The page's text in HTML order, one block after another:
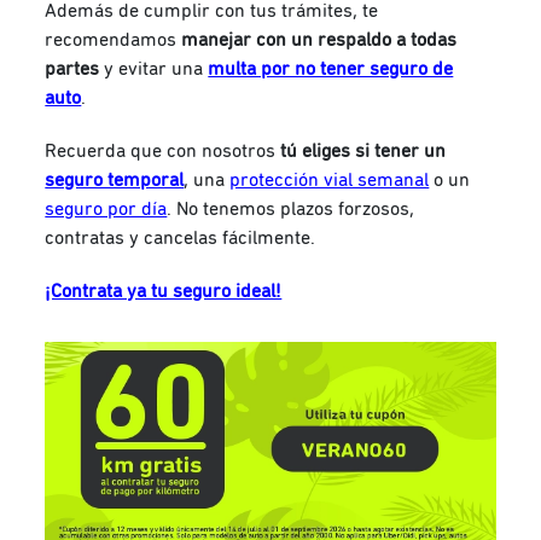
Además de cumplir con tus trámites, te
recomendamos manejar con un respaldo a todas
partesy evitar una multa por no tener seguro de
auto.
Recuerda que con nosotrostú eliges si tener un
seguro temporal, una protección vial semanal o un
seguro por día. No tenemos plazos forzosos,
contratas y cancelas fácilmente.
¡Contrata ya tu seguro ideal!